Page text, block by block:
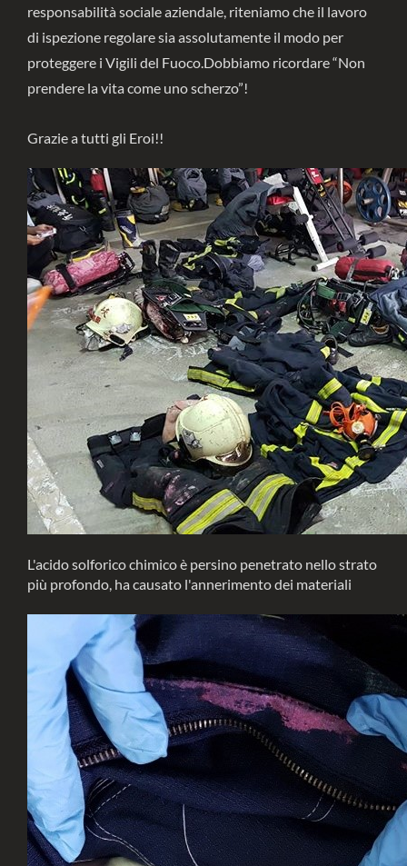
responsabilità sociale aziendale, riteniamo che il lavoro
di ispezione regolare sia assolutamente il modo per
proteggere i Vigili del Fuoco.Dobbiamo ricordare “Non
prendere la vita come uno scherzo”!
Grazie a tutti gli Eroi!!
L'acido solforico chimico è persino penetrato nello strato
più profondo, ha causato l'annerimento dei materiali